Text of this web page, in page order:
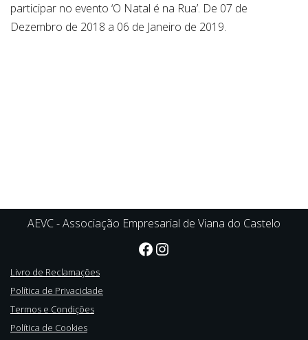
participar no evento ‘O Natal é na Rua’. De 07 de
Dezembro de 2018 a 06 de Janeiro de 2019.
AEVC - Associação Empresarial de Viana do Castelo
Livro de Reclamações
Política de Privacidade
Termos e Condições
Política de Cookies